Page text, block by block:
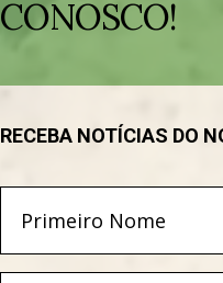
CONOSCO!
RECEBA NOTÍCIAS DO